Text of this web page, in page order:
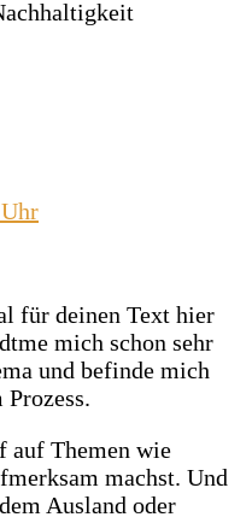
für deinen Text hier
mich schon sehr
und befinde mich
auf Themen wie
machst. Und
Ausland oder